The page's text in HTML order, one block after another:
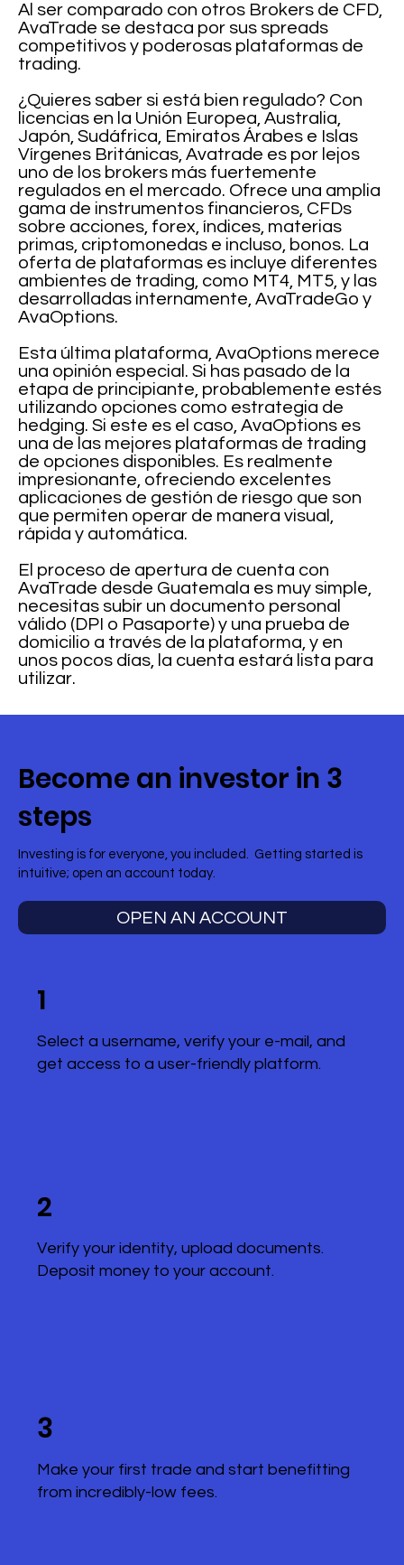
Al ser comparado con otros Brokers de CFD,
AvaTrade se destaca por sus spreads
competitivos y poderosas plataformas de
trading.
¿Quieres saber si está bien regulado? Con
licencias en la Unión Europea, Australia,
Japón, Sudáfrica, Emiratos Árabes e Islas
Vírgenes Británicas, Avatrade es por lejos
uno de los brokers más fuertemente
regulados en el mercado. Ofrece una amplia
gama de instrumentos financieros, CFDs
sobre acciones, forex, índices, materias
primas, criptomonedas e incluso, bonos. La
oferta de plataformas es incluye diferentes
ambientes de trading, como MT4, MT5, y las
desarrolladas internamente, AvaTradeGo y
AvaOptions.
Esta última plataforma, AvaOptions merece
una opinión especial. Si has pasado de la
etapa de principiante, probablemente estés
utilizando opciones como estrategia de
hedging. Si este es el caso, AvaOptions es
una de las mejores plataformas de trading
de opciones disponibles. Es realmente
impresionante, ofreciendo excelentes
aplicaciones de gestión de riesgo que son
que permiten operar de manera visual,
rápida y automática.
El proceso de apertura de cuenta con
AvaTrade desde Guatemala es muy simple,
necesitas subir un documento personal
válido (DPI o Pasaporte) y una prueba de
domicilio a través de la plataforma, y en
unos pocos días, la cuenta estará lista para
utilizar.
Become an investor in 3
steps
Investing is for everyone, you included. Getting started is
intuitive; open an account today.
OPEN AN ACCOUNT
1
Select a username, verify your e-mail, and
get access to a user-friendly platform.
2
Verify your identity, upload documents.
Deposit money to your account.
3
Make your first trade and start benefitting
from incredibly-low fees.